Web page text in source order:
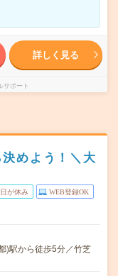
詳しく見る
サポート
めよう！＼大
が休み WEB登録OK
)駅から徒歩5分／竹芝